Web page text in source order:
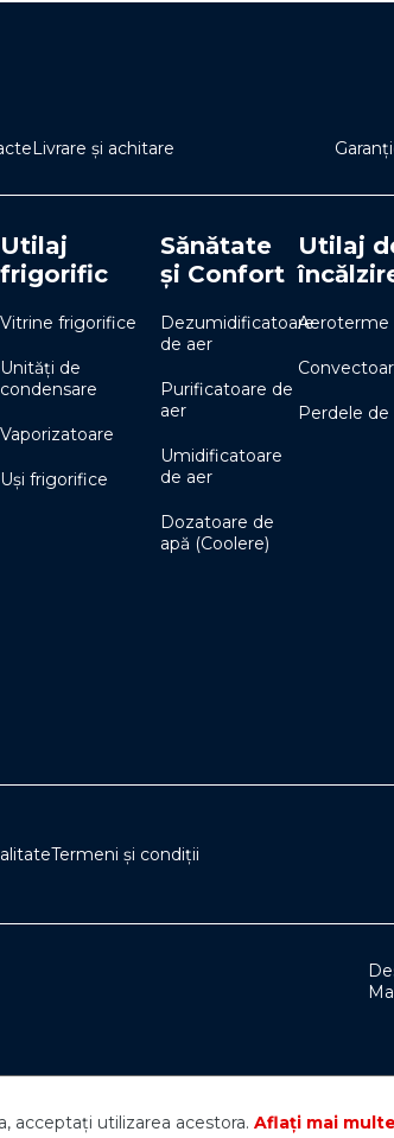
Livrare și achitare
Utilaj
frigorific
Vitrine frigorifice
Unități de
condensare
Vaporizatoare
Uși frigorifice
Sănătate
și Confort
Dezumidificatoare
de aer
Purificatoare de
aer
Umidificatoare
de aer
Dozatoare de
apă (Coolere)
Utilaj
Aeroterme
Perdele de
Termeni și condiții
acceptați utilizarea acestora. Aflați mai